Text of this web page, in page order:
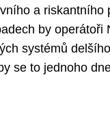
a riskantního
by
systémů
se to jednoho